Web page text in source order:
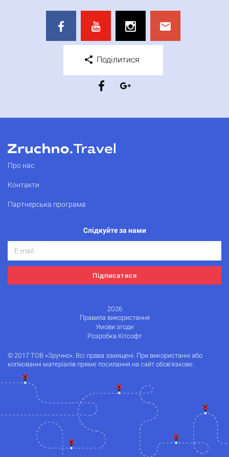
Поділитися
Про нас
Контакти
Партнерська програма
Слідкуйте за нами
Підписатися
2026
Правила використання
Умови згоди
Розробка Кітсофт
© 2017 ТОВ «Зручно». Всі права захищені. При використанні або
копіюванні матеріалів пряме посилання на сайт обов'язкове.